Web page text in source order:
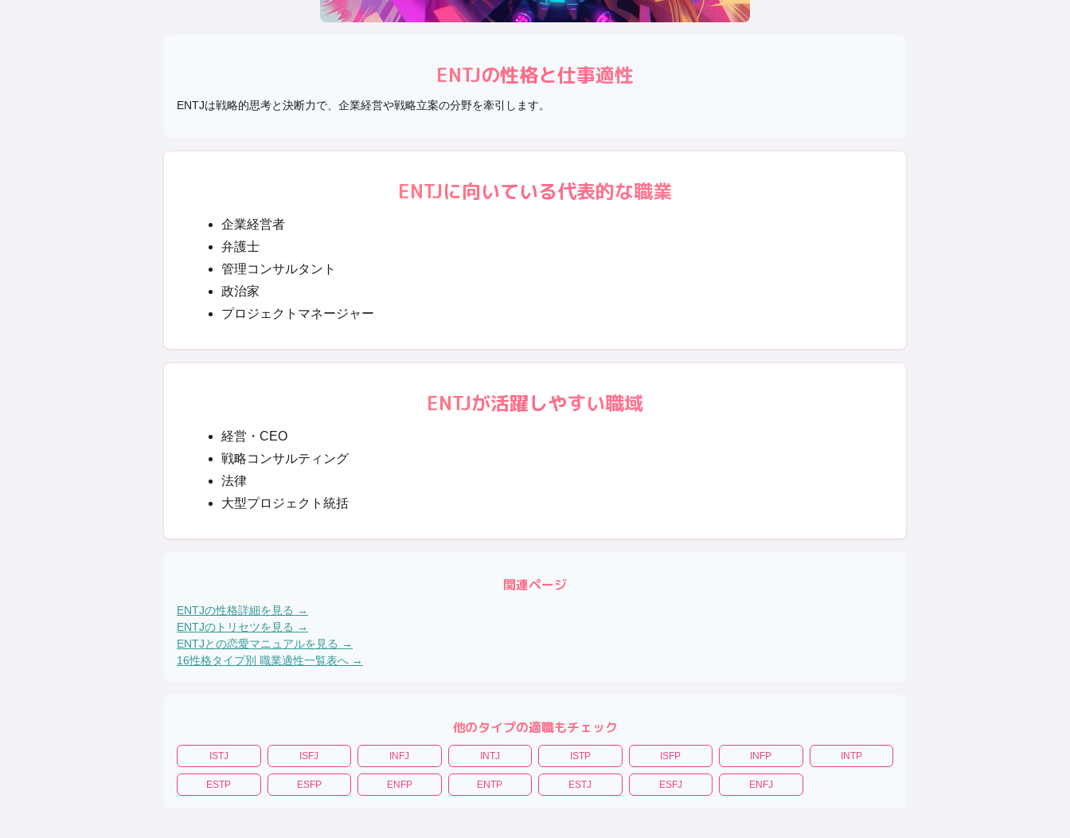
ENTJの性格と仕事適性
ENTJは戦略的思考と決断力で、企業経営や戦略立案の分野を牽引します。
ENTJに向いている代表的な職業
企業経営者
弁護士
管理コンサルタント
政治家
プロジェクトマネージャー
ENTJが活躍しやすい職域
経営・CEO
戦略コンサルティング
法律
大型プロジェクト統括
関連ページ
ENTJの性格詳細を見る →
ENTJのトリセツを見る →
ENTJとの恋愛マニュアルを見る →
16性格タイプ別 職業適性一覧表へ →
他のタイプの適職もチェック
ISTJ ISFJ INFJ INTJ ISTP ISFP INFP INTP
ESTP ESFP ENFP ENTP ESTJ ESFJ ENFJ